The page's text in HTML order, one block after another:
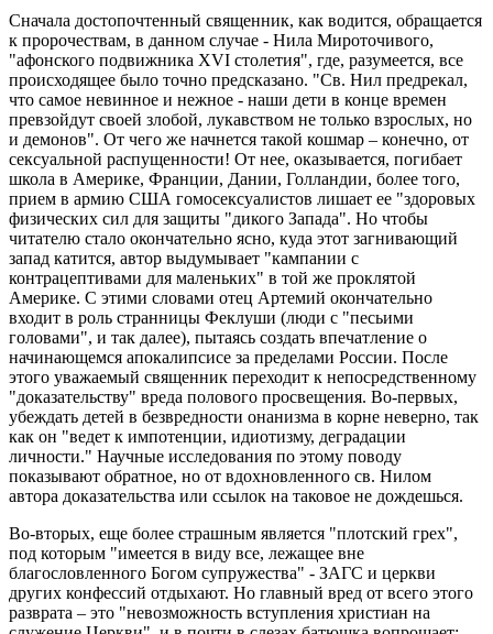
Сначала достопочтенный священник, как водится, обращается
к пророчествам, в данном случае - Нила Мироточивого,
"афонского подвижника XVI столетия", где, разумеется, все
происходящее было точно предсказано. "Св. Нил предрекал,
что самое невинное и нежное - наши дети в конце времен
превзойдут своей злобой, лукавством не только взрослых, но
и демонов". От чего же начнется такой кошмар – конечно, от
сексуальной распущенности! От нее, оказывается, погибает
школа в Америке, Франции, Дании, Голландии, более того,
прием в армию США гомосексуалистов лишает ее "здоровых
физических сил для защиты "дикого Запада". Но чтобы
читателю стало окончательно ясно, куда этот загнивающий
запад катится, автор выдумывает "кампании с
контрацептивами для маленьких" в той же проклятой
Америке. С этими словами отец Артемий окончательно
входит в роль странницы Феклуши (люди с "песьими
головами", и так далее), пытаясь создать впечатление о
начинающемся апокалипсисе за пределами России. После
этого уважаемый священник переходит к непосредственному
"доказательству" вреда полового просвещения. Во-первых,
убеждать детей в безвредности онанизма в корне неверно, так
как он "ведет к импотенции, идиотизму, деградации
личности." Научные исследования по этому поводу
показывают обратное, но от вдохновленного св. Нилом
автора доказательства или ссылок на таковое не дождешься.
Во-вторых, еще более страшным является "плотский грех",
под которым "имеется в виду все, лежащее вне
благословленного Богом супружества" - ЗАГС и церкви
других конфессий отдыхают. Но главный вред от всего этого
разврата – это "невозможность вступления христиан на